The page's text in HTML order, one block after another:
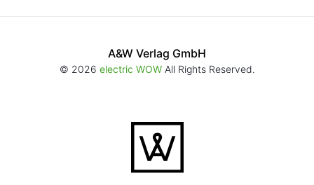
A&W Verlag GmbH
© 2026 electric WOWAll Rights Reserved.